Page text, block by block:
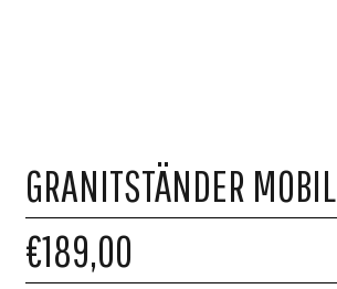
GRANITSTÄNDER MOBIL
€189,00